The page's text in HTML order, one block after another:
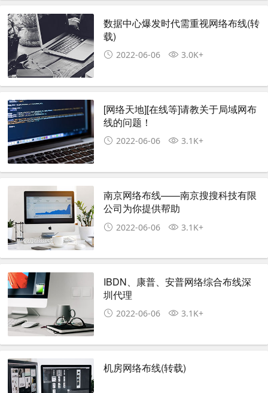
数据中心爆发时代需重视网络布线(转
载)
2022-06-06 3.0K+
[网络天地][在线等]请教关于局域网布
线的问题！
2022-06-06 3.1K+
南京网络布线——南京搜搜科技有限
公司为你提供帮助
2022-06-06 3.1K+
IBDN、康普、安普网络综合布线深
圳代理
2022-06-06 3.1K+
机房网络布线(转载)